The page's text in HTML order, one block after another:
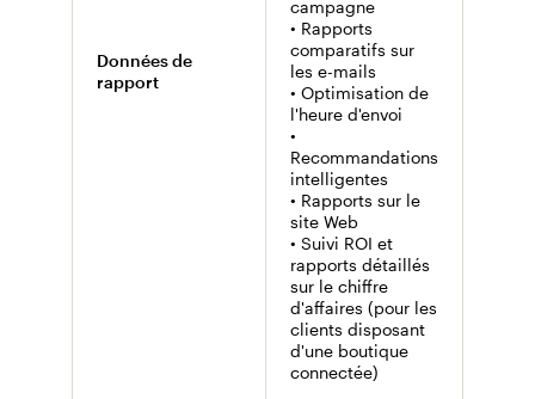
Données de
rapport
campagne
• Rapports
comparatifs sur
les e-mails
• Optimisation de
l'heure d'envoi
•
Recommandations
intelligentes
• Rapports sur le
site Web
• Suivi ROI et
rapports détaillés
sur le chiffre
d'affaires (pour les
clients disposant
d'une boutique
connectée)